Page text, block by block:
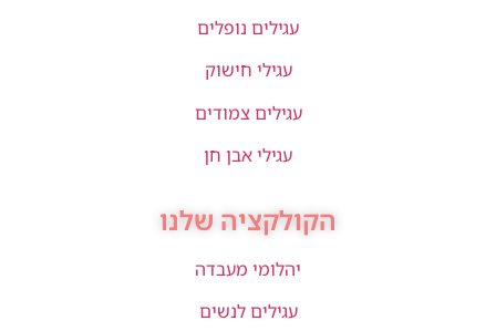
עגילים נופלים
עגילי חישוק
עגילים צמודים
עגילי אבן חן
הקולקציה שלנו
יהלומי מעבדה
עגילים לנשים